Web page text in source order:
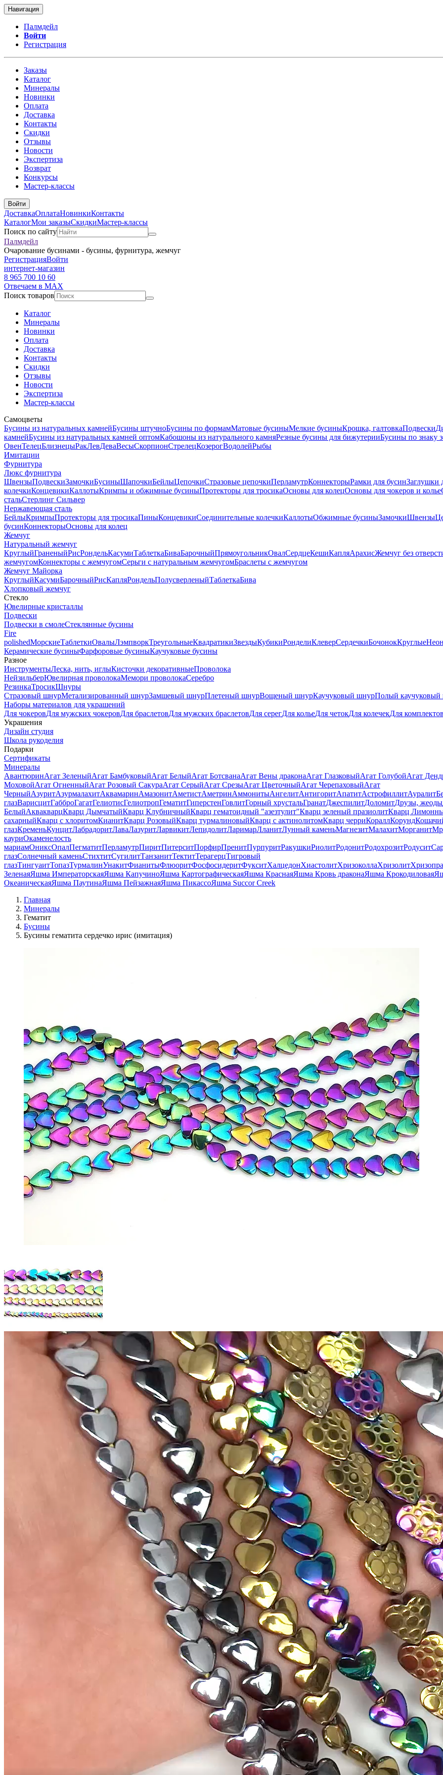
Навигация
Палмдейл
Войти
Регистрация
Заказы
Каталог
Минералы
Новинки
Оплата
Доставка
Контакты
Скидки
Отзывы
Новости
Экспертиза
Возврат
Конкурсы
Мастер-классы
Войти
ДоставкаОплатаНовинкиКонтакты
КаталогМои заказыСкидкиМастер-классы
Поиск по сайту
Палмдейл
Очарование бусинами - бусины, фурнитура, жемчуг
РегистрацияВойти
интернет-магазин
8 965 700 10 60
Отвечаем в MAX
Поиск товаров
Каталог
Минералы
Новинки
Оплата
Доставка
Контакты
Скидки
Отзывы
Новости
Экспертиза
Мастер-классы
Самоцветы
Бусины из натуральных камнейБусины штучноБусины по формамМатовые бусиныМелкие бусиныКрошка, галтовкаПодвески
камнейБусины из натуральных камней оптомКабошоны из натурального камняРезные бусины для бижутерииБусины по знаку
ОвенТелецБлизнецыРакЛевДеваВесыСкорпионСтрелецКозерогВодолейРыбы
Имитации
Фурнитура
Люкс фурнитура
ШвензыПодвескиЗамочкиБусиныШапочкиБейлыЦепочкиСтразовые цепочкиПерламутрКоннекторыРамки для бусинЗаглушки
колечкиКонцевикиКаллотыКримпы и обжимные бусиныПротекторы для тросикаОсновы для колецОсновы для чокеров и колье
стальСтерлинг Сильвер
Нержавеющая сталь
БейлыКримпыПротекторы для тросикаПиныКонцевикиСоединительные колечкиКаллотыОбжимные бусиныЗамочкиШвензы
бусинКоннекторыОсновы для колец
Жемчуг
Натуральный жемчуг
КруглыйГраненыйРисРондельКасумиТаблеткаБиваБарочныйПрямоугольникОвалСердцеКешиКапляАрахисЖемчуг без
жемчугомКоннекторы с жемчугомСерьги с натуральным жемчугомБраслеты с жемчугом
Жемчуг Майорка
КруглыйКасумиБарочныйРисКапляРондельПолусверленыйТаблеткаБива
Хлопковый жемчуг
Стекло
Ювелирные кристаллы
Подвески
Подвески в смолеСтеклянные бусины
Fire
polishedМорскиеТаблеткиОвалыЛэмпворкТреугольныеКвадратикиЗвездыКубикиРонделиКлеверСердечкиБочонокКруглые
Керамические бусиныФарфоровые бусиныКаучуковые бусины
Разное
ИнструментыЛеска, нить, иглыКисточки декоративныеПроволока
НейзильберЮвелирная проволокаМемори проволокаСеребро
РезинкаТросикШнуры
Стразовый шнурМетализированный шнурЗамшевый шнурПлетеный шнурВощеный шнурКаучуковый шнурПолый
Наборы материалов для украшений
Для чокеровДля мужских чокеровДля браслетовДля мужских браслетовДля серегДля кольеДля четокДля колечекДля
Украшения
Дизайн студия
Школа рукоделия
Подарки
Сертификаты
Минералы
АвантюринАгат ЗеленыйАгат БамбуковыйАгат БелыйАгат БотсванаАгат Вены драконаАгат ГлазковыйАгат ГолубойАгат
МоховойАгат ОгненныйАгат Розовый СакураАгат СерыйАгат СрезыАгат ЦветочныйАгат ЧерепаховыйАгат
ЧерныйАзуритАзурмалахитАквамаринАмазонитАметистАметринАммонитыАнгелитАнтигоритАпатитАстрофиллитАуралит
глазВарисцитГабброГагатГелиотисГелиотропГематитГиперстенГовлитГорный хрустальГранатДжеспилитДоломитДрузы, жеоды
БелыйАквакварцКварц ДымчатыйКварц КлубничныйКварц гематоидный "азезтулит"Кварц зеленый празиолитКварц
сахарныйКварц с хлоритомКианитКварц РозовыйКварц турмалиновыйКварц с актинолитомКварц черриКораллКорунд
глазКременьКунцитЛабрадоритЛаваЛазуритЛарвикитЛепидолитЛаримарЛланитЛунный каменьМагнезитМалахитМорганит
кауриОкаменелость
мариамОниксОпалПегматитПерламутрПиритПитерситПорфирПренитПурпуритРакушкиРиолитРодонитРодохрозитРодусит
глазСолнечный каменьСтихтитСугилитТанзанитТектитТерагерцТигровый
глазТингуаитТопазТурмалинУнакитФианитыФлюоритФосфосидеритФукситХалцедонХиастолитХризоколлаХризолит
ЗеленаяЯшма ИмператорскаяЯшма КапучиноЯшма КартографическаяЯшма КраснаяЯшма Кровь драконаЯшма Крокодиловая
ОкеаническаяЯшма ПаутинаЯшма ПейзажнаяЯшма ПикассоЯшма Succor Creek
Главная
Минералы
Гематит
Бусины
Бусины гематита сердечко ирис (имитация)